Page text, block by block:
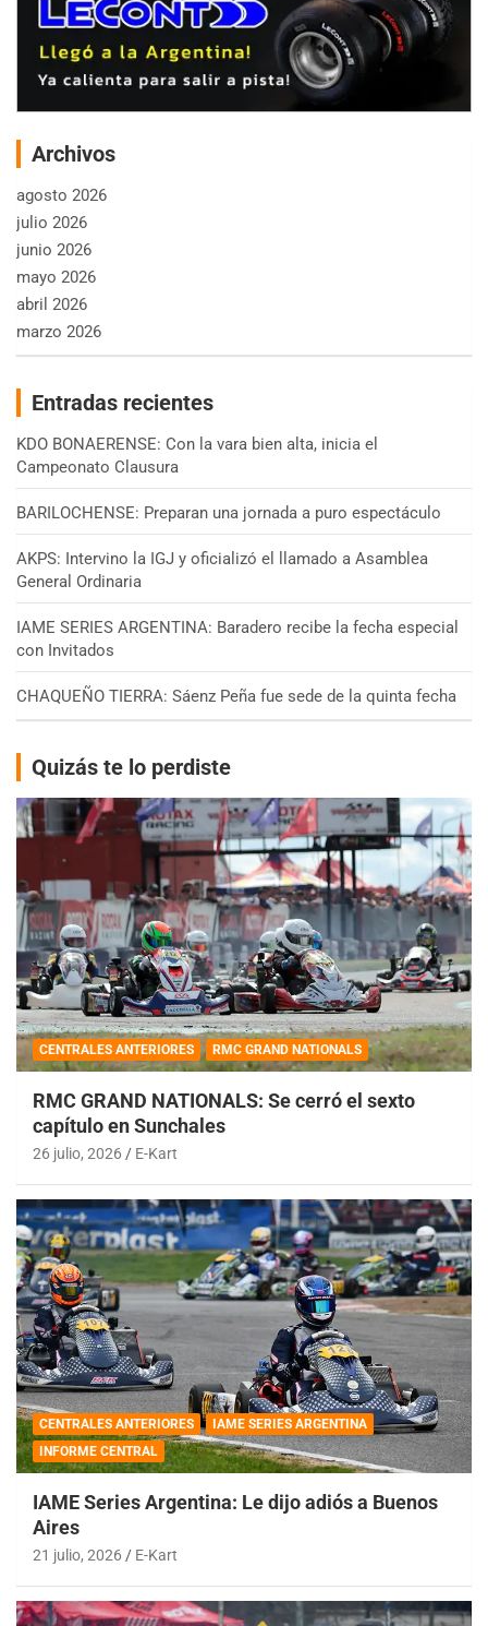
Archivos
agosto 2026
julio 2026
junio 2026
mayo 2026
abril 2026
marzo 2026
Entradas recientes
KDO BONAERENSE: Con la vara bien alta, inicia el
Campeonato Clausura
BARILOCHENSE: Preparan una jornada a puro espectáculo
AKPS: Intervino la IGJ y oficializó el llamado a Asamblea
General Ordinaria
IAME SERIES ARGENTINA: Baradero recibe la fecha especial
con Invitados
CHAQUEÑO TIERRA: Sáenz Peña fue sede de la quinta fecha
Quizás te lo perdiste
CENTRALES ANTERIORES RMC GRAND NATIONALS
RMC GRAND NATIONALS: Se cerró el sexto
capítulo en Sunchales
26 julio, 2026 E-Kart
CENTRALES ANTERIORES
IAME SERIES ARGENTINA
INFORME CENTRAL
IAME Series Argentina: Le dijo adiós a Buenos
Aires
21 julio, 2026 E-Kart